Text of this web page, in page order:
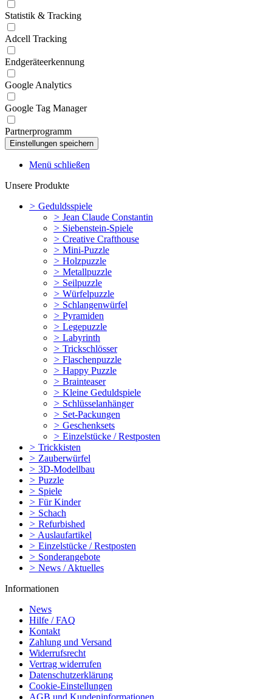
Statistik & Tracking
Adcell Tracking
Endgeräteerkennung
Google Analytics
Google Tag Manager
Partnerprogramm
Menü schließen
Unsere Produkte
> Geduldsspiele
> Jean Claude Constantin
> Siebenstein-Spiele
> Creative Crafthouse
> Mini-Puzzle
> Holzpuzzle
> Metallpuzzle
> Seilpuzzle
> Würfelpuzzle
> Schlangenwürfel
> Pyramiden
> Legepuzzle
> Labyrinth
> Trickschlösser
> Flaschenpuzzle
> Happy Puzzle
> Brainteaser
> Kleine Geduldspiele
> Schlüsselanhänger
> Set-Packungen
> Geschenksets
> Einzelstücke / Restposten
> Trickkisten
> Zauberwürfel
> 3D-Modellbau
> Puzzle
> Spiele
> Für Kinder
> Schach
> Refurbished
> Auslaufartikel
> Einzelstücke / Restposten
> Sonderangebote
> News / Aktuelles
Informationen
News
Hilfe / FAQ
Kontakt
Zahlung und Versand
Widerrufsrecht
Vertrag widerrufen
Datenschutzerklärung
Cookie-Einstellungen
AGB und Kundeninformationen